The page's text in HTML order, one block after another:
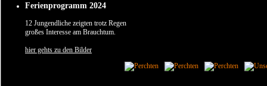
Ferienprogramm 2024
12 Jungendliche zeigten trotz Regen
großes Interesse am Brauchtum.
hier gehts zu den Bilder